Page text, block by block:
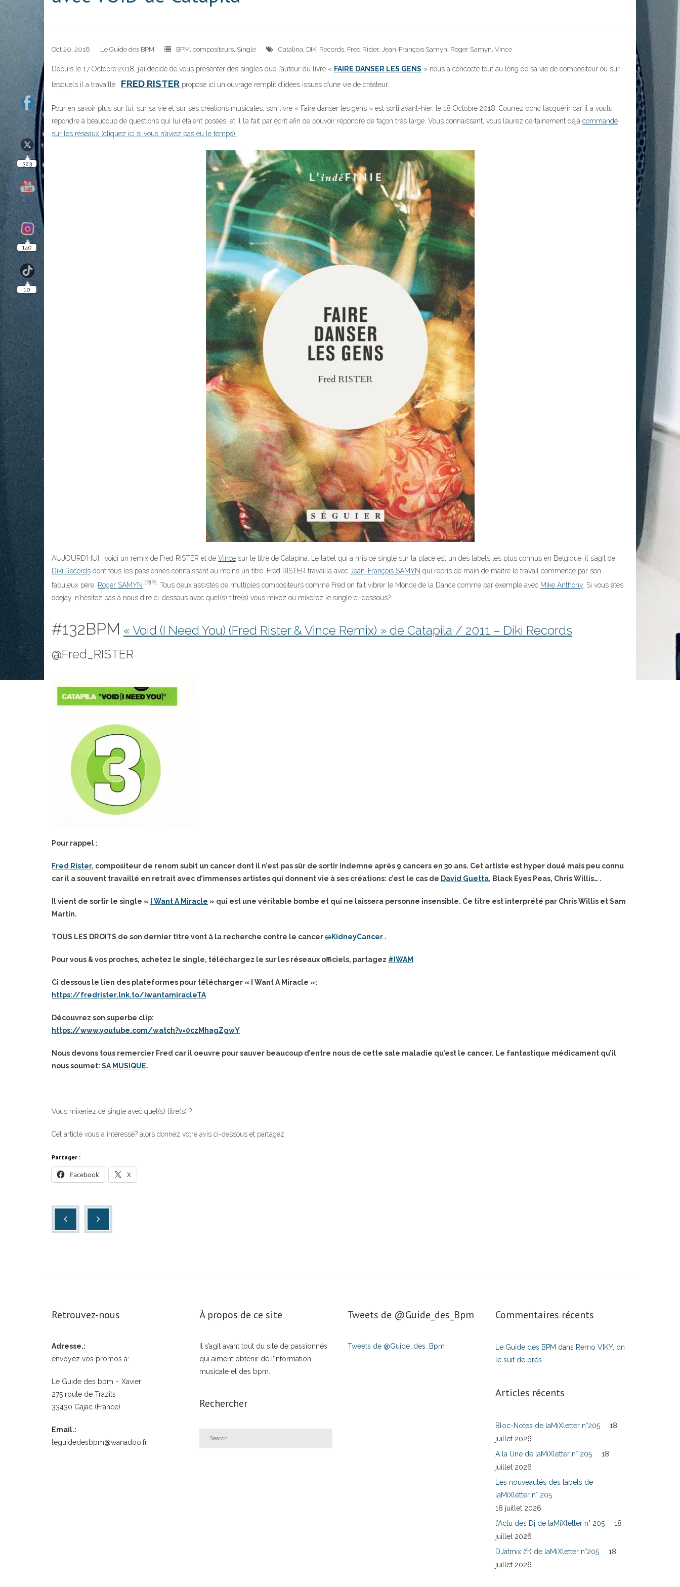
Oct 20, 2018 Le Guide des BPM BPM, compositeurs, Single Catalina, DIKI Records, Fred Rister, Jean-François Samyn, Roger Samyn, Vince
Depuis le 17 Octobre 2018, j’ai décidé de vous présenter des singles que l’auteur du livre « FAIRE DANSER LES GENS » nous a concocté tout au long de sa vie de compositeur où sur
lesquels il a travaillé. FRED RISTER propose ici un ouvrage remplit d’idées issues d’une vie de créateur.
Pour en savoir plus sur lui, sur sa vie et sur ses créations musicales, son livre « Faire danser les gens » est sorti avant-hier, le 18 Octobre 2018. Courrez donc l’acquérir car il a voulu
répondre à beaucoup de questions qui lui étaient posées, et il l’a fait par écrit afin de pouvoir répondre de façon très large. Vous connaissant, vous l’aurez certainement déjà commandé
sur les réseaux (cliquez ici si vous n’aviez pas eu le temps).
AUJOURD’HUI , voici un remix de Fred RISTER et de Vince sur le titre de Catapina. Le label qui a mis ce single sur la place est un des labels les plus connus en Belgique, il s’agit de
Diki Records dont tous les passionnés connaissent au moins un titre. Fred RISTER travailla avec Jean-François SAMYN qui repris de main de maître le travail commencé par son
fabuleux père, Roger SAMYN (RIP) . Tous deux assistés de multiples compositeurs comme Fred on fait vibrer le Monde de la Dance comme par exemple avec Mike Anthony . Si vous êtes
deejay, n’hésitez pas à nous dire ci-dessous avec quel(s) titre(s) vous mixez ou mixerez le single ci-dessous?
#132BPM « Void (I Need You) (Fred Rister & Vince Remix) » de Catapila / 2011 – Diki Records
@Fred_RISTER
Pour rappel :
Fred Rister, compositeur de renom subit un cancer dont il n’est pas sûr de sortir indemne après 9 cancers en 30 ans. Cet artiste est hyper doué mais peu connu
car il a souvent travaillé en retrait avec d’immenses artistes qui donnent vie à ses créations: c’est le cas de David Guetta, Black Eyes Peas, Chris Willis… .
Il vient de sortir le single « I Want A Miracle » qui est une véritable bombe et qui ne laissera personne insensible. Ce titre est interprété par Chris Willis et Sam
Martin.
TOUS LES DROITS de son dernier titre vont à la recherche contre le cancer@KidneyCancer .
Pour vous & vos proches, achetez le single, téléchargez le sur les réseaux officiels, partagez # IWAM
Ci dessous le lien des plateformes pour télécharger « I Want A Miracle »:
https://fredrister.lnk.to/iwantamiracleTA
Découvrez son superbe clip:
https://www.youtube.com/watch?v=0czMhagZgwY
Nous devons tous remercier Fred car il oeuvre pour sauver beaucoup d’entre nous de cette sale maladie qu’est le cancer. Le fantastique médicament qu’il
nous soumet: SA MUSIQUE.
Vous mixeriez ce single avec quel(s) titre(s) ?
Cet article vous a intéressé? alors donnez votre avis ci-dessous et partagez.
Partager :
Facebook X
Retrouvez-nous
Adresse.:
envoyez vos promos à:
Le Guide des bpm – Xavier
275 route de Trazits
33430 Gajac (France)
Email.:
leguidedesbpm@wanadoo.fr
À propos de ce site
Il s’agit avant tout du site de passionnés
qui aiment obtenir de l’information
musicale et des bpm.
Rechercher
Tweets de ‎@Guide_des_Bpm
Tweets de @Guide_des_Bpm
Commentaires récents
Le Guide des BPM dans Remo VIKY, on
le suit de près
Articles récents
Bloc-Notes de laMiXletter n°205
18
juillet 2026
A la Une de laMiXletter n° 205
18
juillet 2026
Les nouveautés des labels de
laMiXletter n° 205
18 juillet 2026
l’Actu des Dj de laMiXletter n° 205
18
juillet 2026
DJatmix (fr) de laMiXletter n°205
18
juillet 2026
10